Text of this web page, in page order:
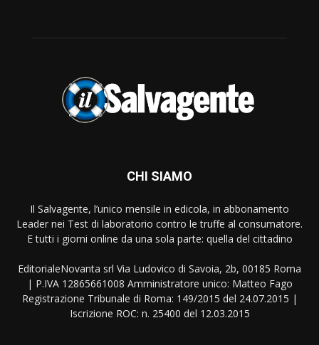
CHI SIAMO
Il Salvagente, l’unico mensile in edicola, in abbonamento
Leader nei Test di laboratorio contro le truffe al consumatore.
E tutti i giorni online da una sola parte: quella del cittadino
EditorialeNovanta srl Via Ludovico di Savoia, 2b, 00185 Roma
| P.IVA 12865661008 Amministratore unico: Matteo Fago
Registrazione Tribunale di Roma: 149/2015 del 24.07.2015 |
Iscrizione ROC: n. 25400 del 12.03.2015